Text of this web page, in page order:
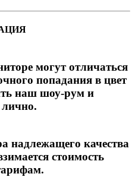
могут отличаться
попадания в цвет
наш шоу-рум и
надлежащего качества
стоимость